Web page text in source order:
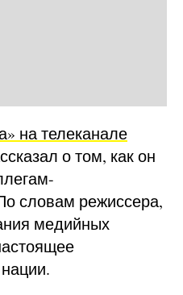
на телеканале
о том, как он
словам режиссера,
медийных